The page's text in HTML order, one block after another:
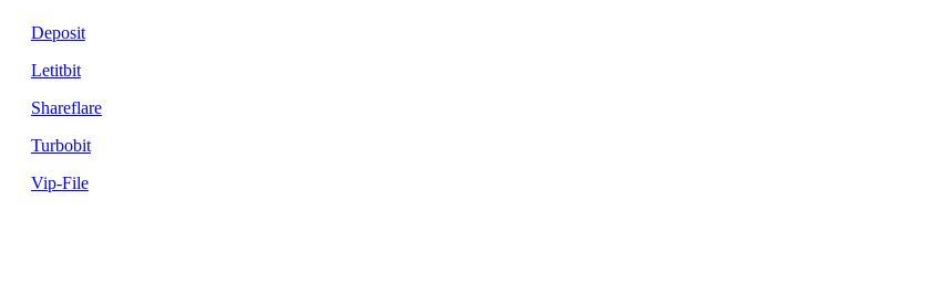
Deposit
Letitbit
Shareflare
Turbobit
Vip-File